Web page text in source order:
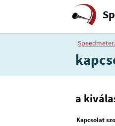
a
Kapcsolat